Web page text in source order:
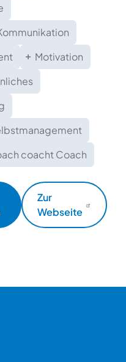
Motivation
coacht Coach
Zur
Webseite